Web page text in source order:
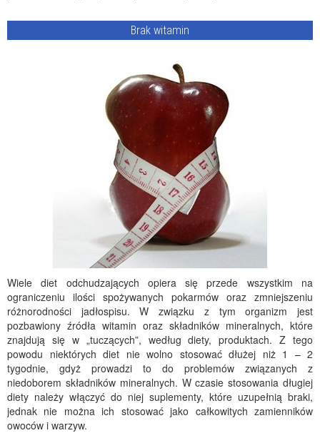
Brak witamin
Wiele diet odchudzających opiera się przede wszystkim na
ograniczeniu ilości spożywanych pokarmów oraz zmniejszeniu
różnorodności jadłospisu. W związku z tym organizm jest
pozbawiony źródła witamin oraz składników mineralnych, które
znajdują się w „tuczących”, według diety, produktach. Z tego
powodu niektórych diet nie wolno stosować dłużej niż 1 – 2
tygodnie, gdyż prowadzi to do problemów związanych z
niedoborem składników mineralnych. W czasie stosowania długiej
diety należy włączyć do niej suplementy, które uzupełnią braki,
jednak nie można ich stosować jako całkowitych zamienników
owoców i warzyw.